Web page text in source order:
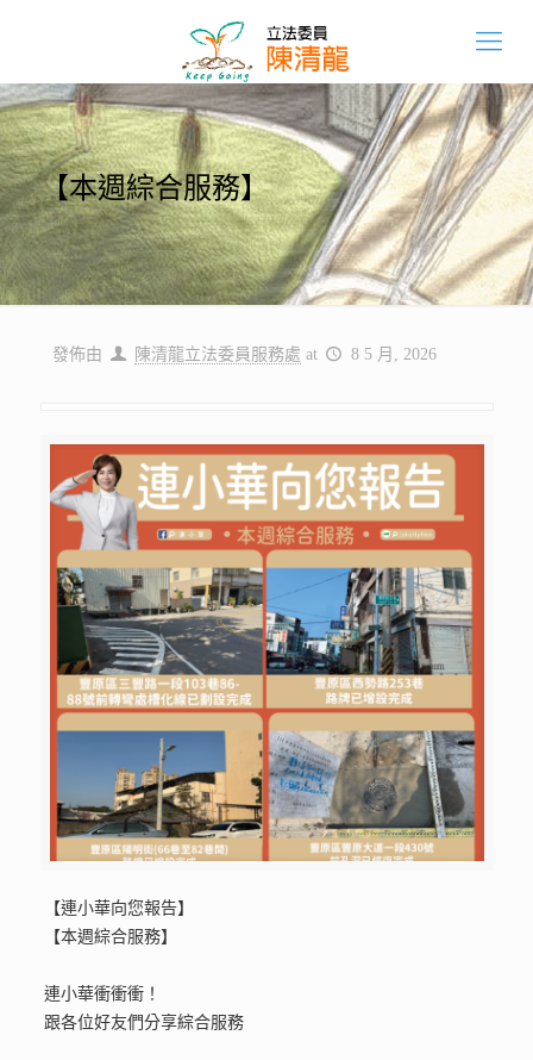
【本週綜合服務】
發佈由 陳清龍立法委員服務處 at 8 5 月, 2026
【連小華向您報告】
【本週綜合服務】
連小華衝衝衝！
跟各位好友們分享綜合服務